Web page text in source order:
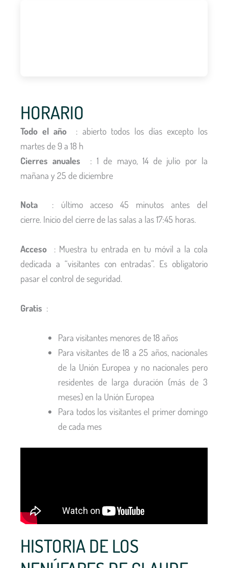
HORARIO
Todo el año : abierto todos los días excepto los
martes de 9 a 18 h
Cierres anuales : 1 de mayo, 14 de julio por la
mañana y 25 de diciembre
Nota : último acceso 45 minutos antes del
cierre. Inicio del cierre de las salas a las 17:45 horas.
Acceso : Muestra tu entrada en tu móvil a la cola
dedicada a “visitantes con entradas”. Es obligatorio
pasar el control de seguridad.
Gratis :
Para visitantes menores de 18 años
Para visitantes de 18 a 25 años, nacionales
de la Unión Europea y no nacionales pero
residentes de larga duración (más de 3
meses) en la Unión Europea
Para todos los visitantes el primer domingo
de cada mes
HISTORIA DE LOS